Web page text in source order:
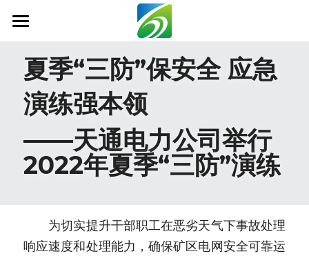
关于我们
新闻资讯
信息公开
社会责任
科技创新
夏季“三防”保安全 应急
演练强本领
——天通电力公司举行
2022年夏季“三防”演练
为切实提升干部职工在恶劣天气下事故处理
响应速度和处理能力，确保矿区电网安全可靠运